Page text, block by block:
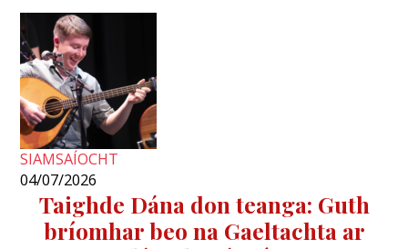
SIAMSAÍOCHT
04/07/2026
Taighde Dána don teanga: Guth
bríomhar beo na Gaeltachta ar